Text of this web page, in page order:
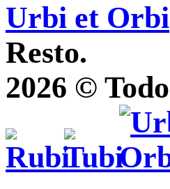
Urbi et Orbi
Resto.
2026 ©